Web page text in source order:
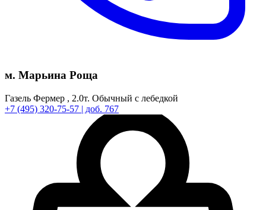
м. Марьина Роща
Газель Фермер , 2.0т. Обычный с лебедкой
+7 (495) 320-75-57 | доб. 767